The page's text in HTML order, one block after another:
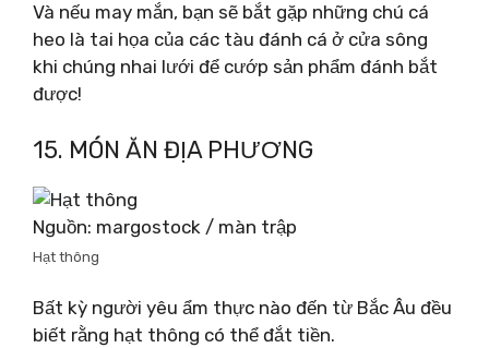
Và nếu may mắn, bạn sẽ bắt gặp những chú cá
heo là tai họa của các tàu đánh cá ở cửa sông
khi chúng nhai lưới để cướp sản phẩm đánh bắt
được!
15. MÓN ĂN ĐỊA PHƯƠNG
Nguồn: margostock / màn trập
Hạt thông
Bất kỳ người yêu ẩm thực nào đến từ Bắc Âu đều
biết rằng hạt thông có thể đắt tiền.